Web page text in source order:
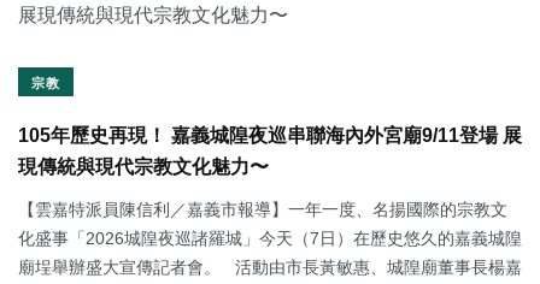
宗教
105年歷史再現！ 嘉義城隍夜巡串聯海內外宮廟9/11登場 展
現傳統與現代宗教文化魅力〜
【雲嘉特派員陳信利／嘉義市報導】一年一度、名揚國際的宗教文
化盛事「2026城隍夜巡諸羅城」今天（7日）在歷史悠久的嘉義城隍
廟埕舉辦盛大宣傳記者會。 活動由市長黃敏惠、城隍廟董事長楊嘉